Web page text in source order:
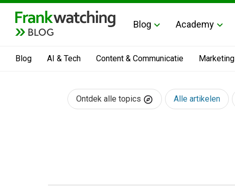
BLOG
Blog Academy
Blog AI & Tech Content & Communicatie Marketing
Ontdek alle topics Alle artikelen